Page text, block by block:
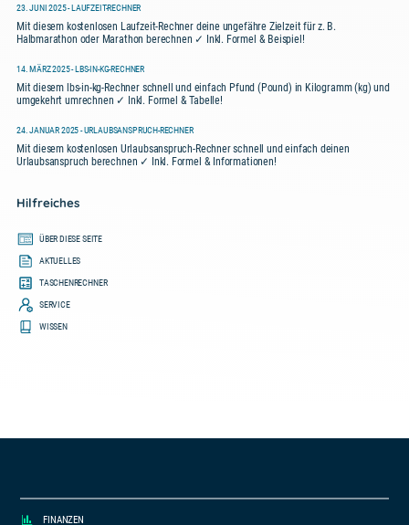
23. JUNI 2025 - LAUFZEIT-RECHNER
Mit diesem kostenlosen Laufzeit-Rechner deine ungefähre Zielzeit für z. B.
Halbmarathon oder Marathon berechnen ✓ Inkl. Formel & Beispiel!
14. MÄRZ 2025 - LBS-IN-KG-RECHNER
Mit diesem lbs-in-kg-Rechner schnell und einfach Pfund (Pound) in Kilogramm (kg) und
umgekehrt umrechnen ✓ Inkl. Formel & Tabelle!
24. JANUAR 2025 - URLAUBSANSPRUCH-RECHNER
Mit diesem kostenlosen Urlaubsanspruch-Rechner schnell und einfach deinen
Urlaubsanspruch berechnen ✓ Inkl. Formel & Informationen!
Hilfreiches
ÜBER DIESE SEITE
AKTUELLES
TASCHENRECHNER
SERVICE
WISSEN
FINANZEN